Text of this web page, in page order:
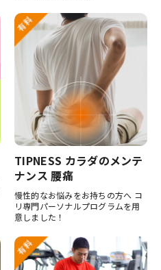
TIPNESS カラダのメンテ
ナンス 腰痛
慢性的なお悩みをお持ちの方へ コ
リ専門パーソナルプログラムを用
意しました！